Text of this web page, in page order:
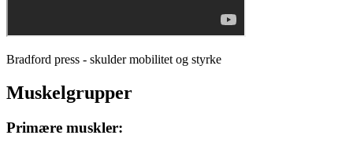
Bradford press - skulder mobilitet og styrke
Muskelgrupper
Primære muskler: